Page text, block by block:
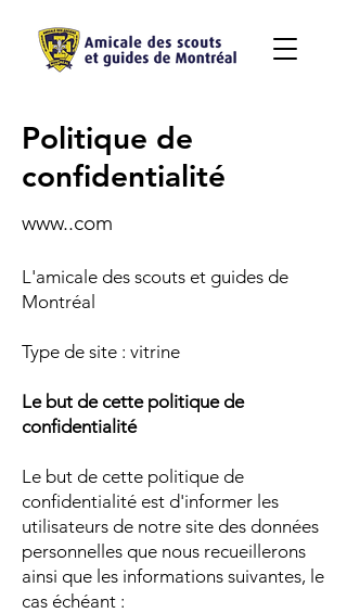
Politique de
confidentialité
www..com
L'amicale des scouts et guides de
Montréal
Type de site : vitrine
Le but de cette politique de
confidentialité
Le but de cette politique de
confidentialité est d'informer les
utilisateurs de notre site des données
personnelles que nous recueillerons
ainsi que les informations suivantes, le
cas échéant :